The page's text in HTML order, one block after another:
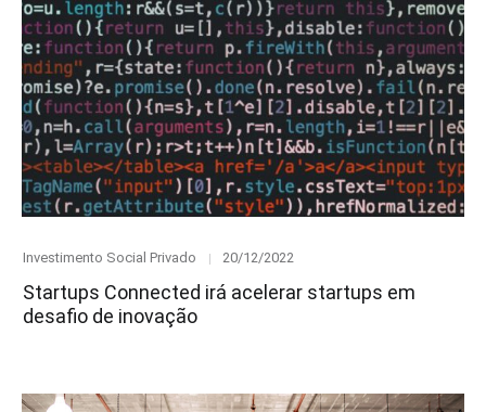
Category
Investimento Social Privado
Posted
20/12/2022
Startups Connected irá acelerar startups em
desafio de inovação